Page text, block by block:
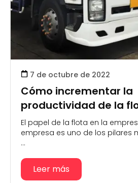
7 de octubre de 2022
Cómo incrementar la
productividad de la
El papel de la flota en la
empresa es uno de los pilares
...
Leer más